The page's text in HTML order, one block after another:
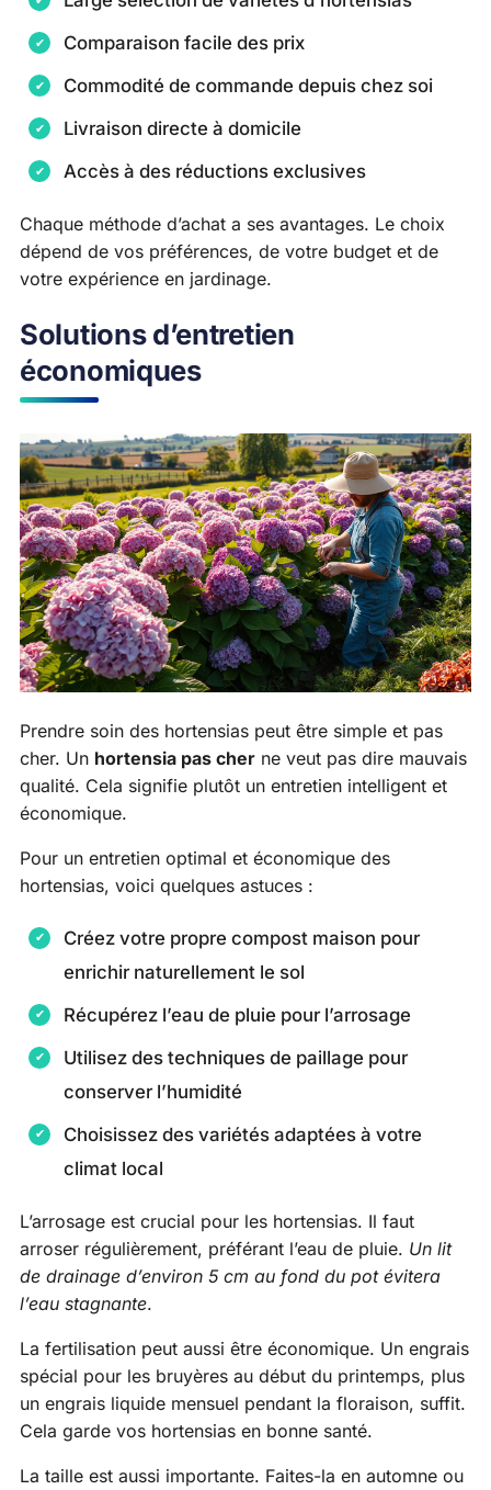
Comparaison facile des prix
Commodité de commande depuis chez soi
Livraison directe à domicile
Accès à des réductions exclusives
Chaque méthode d’achat a ses avantages. Le choix
dépend de vos préférences, de votre budget et de
votre expérience en jardinage.
Solutions d’entretien
économiques
Prendre soin des hortensias peut être simple et pas
cher. Un hortensia pas cher ne veut pas dire mauvais
qualité. Cela signifie plutôt un entretien intelligent et
économique.
Pour un entretien optimal et économique des
hortensias, voici quelques astuces :
Créez votre propre compost maison pour
enrichir naturellement le sol
Récupérez l’eau de pluie pour l’arrosage
Utilisez des techniques de paillage pour
conserver l’humidité
Choisissez des variétés adaptées à votre
climat local
L’arrosage est crucial pour les hortensias. Il faut
arroser régulièrement, préférant l’eau de pluie. Un lit
de drainage d’environ 5 cm au fond du pot évitera
l’eau stagnante.
La fertilisation peut aussi être économique. Un engrais
spécial pour les bruyères au début du printemps, plus
un engrais liquide mensuel pendant la floraison, suffit.
Cela garde vos hortensias en bonne santé.
La taille est aussi importante. Faites-la en automne ou